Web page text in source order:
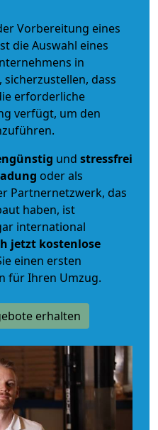
Vorbereitung eines
die Auswahl eines
in
dass
erforderliche
verfügt, um den
und stressfrei
oder als
Partnernetzwerk, das
haben, ist
international
jetzt kostenlose
einen ersten
für Ihren Umzug.
erhalten